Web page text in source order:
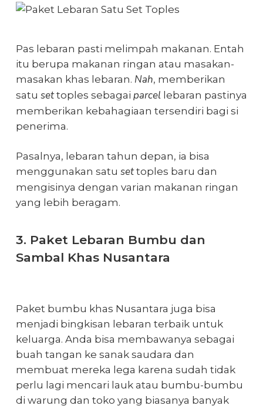
Pas lebaran pasti melimpah makanan. Entah
itu berupa makanan ringan atau masakan-
masakan khas lebaran. Nah, memberikan
satu settoples sebagai parcel lebaran pastinya
memberikan kebahagiaan tersendiri bagi si
penerima.
Pasalnya, lebaran tahun depan, ia bisa
menggunakan satu settoples baru dan
mengisinya dengan varian makanan ringan
yang lebih beragam.
3. Paket Lebaran Bumbu dan
Sambal Khas Nusantara
Paket bumbu khas Nusantara juga bisa
menjadi bingkisan lebaran terbaik untuk
keluarga. Anda bisa membawanya sebagai
buah tangan ke sanak saudara dan
membuat mereka lega karena sudah tidak
perlu lagi mencari lauk atau bumbu-bumbu
di warung dan toko yang biasanya banyak